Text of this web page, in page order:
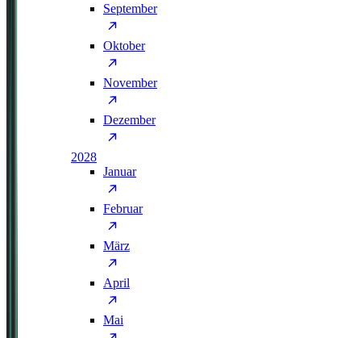
September
Oktober
November
Dezember
2028
Januar
Februar
März
April
Mai